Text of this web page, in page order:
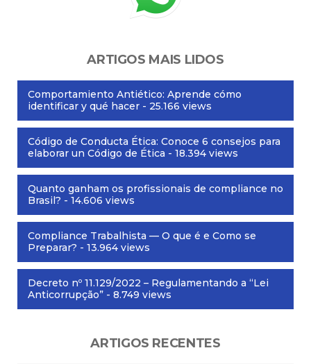
ARTIGOS MAIS LIDOS
Comportamiento Antiético: Aprende cómo
identificar y qué hacer - 25.166 views
Código de Conducta Ética: Conoce 6 consejos para
elaborar un Código de Ética - 18.394 views
Quanto ganham os profissionais de compliance no
Brasil? - 14.606 views
Compliance Trabalhista — O que é e Como se
Preparar? - 13.964 views
Decreto nº 11.129/2022 – Regulamentando a “Lei
Anticorrupção” - 8.749 views
ARTIGOS RECENTES